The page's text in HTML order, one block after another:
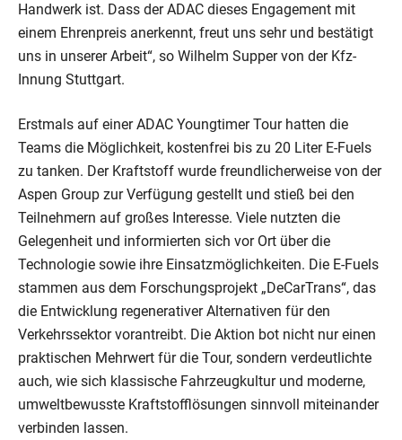
Handwerk ist. Dass der ADAC dieses Engagement mit
einem Ehrenpreis anerkennt, freut uns sehr und bestätigt
uns in unserer Arbeit“, so Wilhelm Supper von der Kfz-
Innung Stuttgart.
Erstmals auf einer ADAC Youngtimer Tour hatten die
Teams die Möglichkeit, kostenfrei bis zu 20 Liter E-Fuels
zu tanken. Der Kraftstoff wurde freundlicherweise von der
Aspen Group zur Verfügung gestellt und stieß bei den
Teilnehmern auf großes Interesse. Viele nutzten die
Gelegenheit und informierten sich vor Ort über die
Technologie sowie ihre Einsatzmöglichkeiten. Die E-Fuels
stammen aus dem Forschungsprojekt „DeCarTrans“, das
die Entwicklung regenerativer Alternativen für den
Verkehrssektor vorantreibt. Die Aktion bot nicht nur einen
praktischen Mehrwert für die Tour, sondern verdeutlichte
auch, wie sich klassische Fahrzeugkultur und moderne,
umweltbewusste Kraftstofflösungen sinnvoll miteinander
verbinden lassen.